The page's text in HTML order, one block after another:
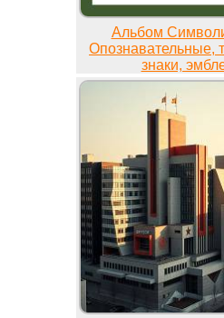
Альбом
Опознавательные,
знаки,